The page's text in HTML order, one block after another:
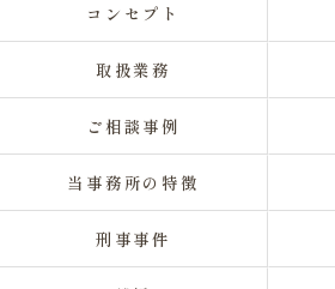
コンセプト
取扱業務
ご相談事例
当事務所の特徴
刑事事件